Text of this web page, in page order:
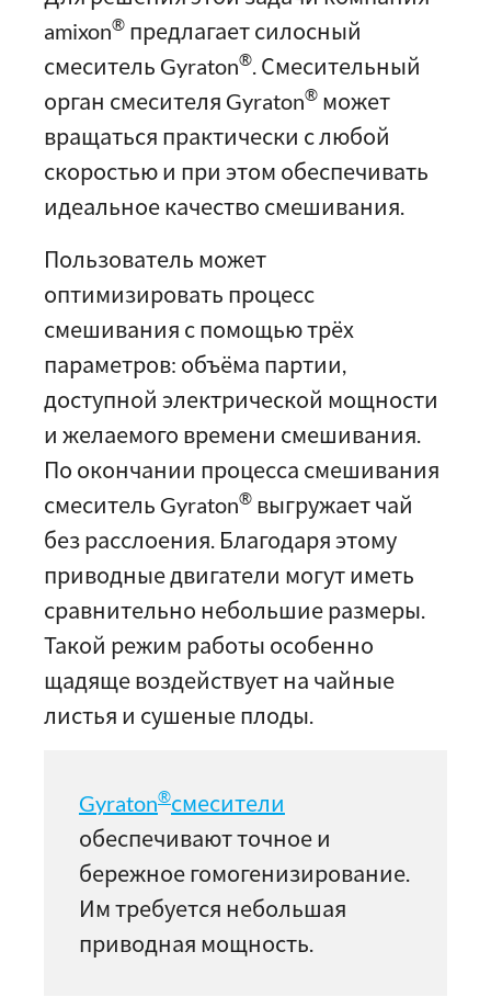
amixon® предлагает силосный
смеситель Gyraton® . Смесительный
орган смесителя Gyraton® может
вращаться практически с любой
скоростью и при этом обеспечивать
идеальное качество смешивания.
Пользователь может
оптимизировать процесс
смешивания с помощью трёх
параметров: объёма партии,
доступной электрической мощности
и желаемого времени смешивания.
По окончании процесса смешивания
смеситель Gyraton® выгружает чай
без расслоения. Благодаря этому
приводные двигатели могут иметь
сравнительно небольшие размеры.
Такой режим работы особенно
щадяще воздействует на чайные
листья и сушеные плоды.
Gyraton®смесители
обеспечивают точное и
бережное гомогенизирование.
Им требуется небольшая
приводная мощность.